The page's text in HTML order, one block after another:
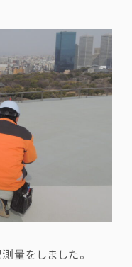
量をしました。